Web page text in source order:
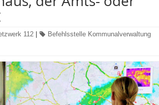
112
Befehlsstelle Kommunalverwaltung